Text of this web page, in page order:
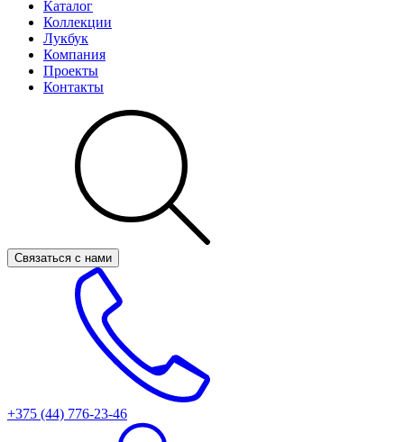
Каталог
Коллекции
Лукбук
Компания
Проекты
Контакты
Связаться с нами
+375 (44) 776-23-46